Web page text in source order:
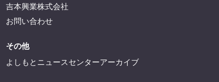
FANY Online Ticket
FANY Channel
FANY Mall
FANY Commu